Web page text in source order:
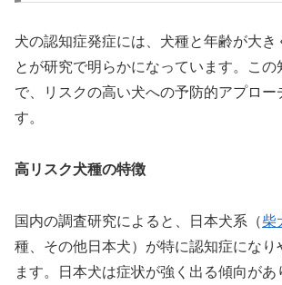
犬の認知症発症には、犬種と年齢が大き
とが研究で明らかになっています。この
で、リスクの高い犬への予防的アプロー
す。
高リスク犬種の特徴
国内の調査研究によると、日本犬系（柴
種、その他日本犬）が特に認知症になり
ます。日本犬は症状が強く出る傾向があ